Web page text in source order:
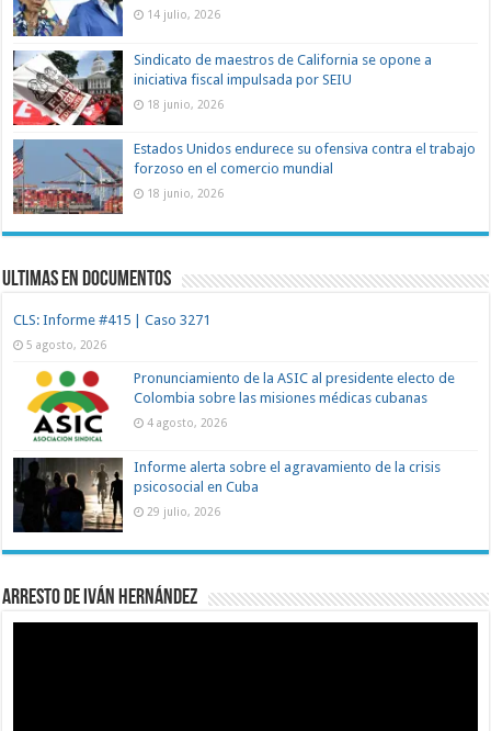
14 julio, 2026
Sindicato de maestros de California se opone a
iniciativa fiscal impulsada por SEIU
18 junio, 2026
Estados Unidos endurece su ofensiva contra el trabajo
forzoso en el comercio mundial
18 junio, 2026
Ultimas en documentos
CLS: Informe #415 | Caso 3271
5 agosto, 2026
Pronunciamiento de la ASIC al presidente electo de
Colombia sobre las misiones médicas cubanas
4 agosto, 2026
Informe alerta sobre el agravamiento de la crisis
psicosocial en Cuba
29 julio, 2026
Arresto de Iván Hernández